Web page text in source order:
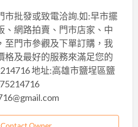
市批發或致電洽詢.如:早市擺
、網路拍賣、門市店家、中
至門市參觀及下單訂購，我
格及最好的服務來滿足您的
地址:高雄市鹽埕區鹽